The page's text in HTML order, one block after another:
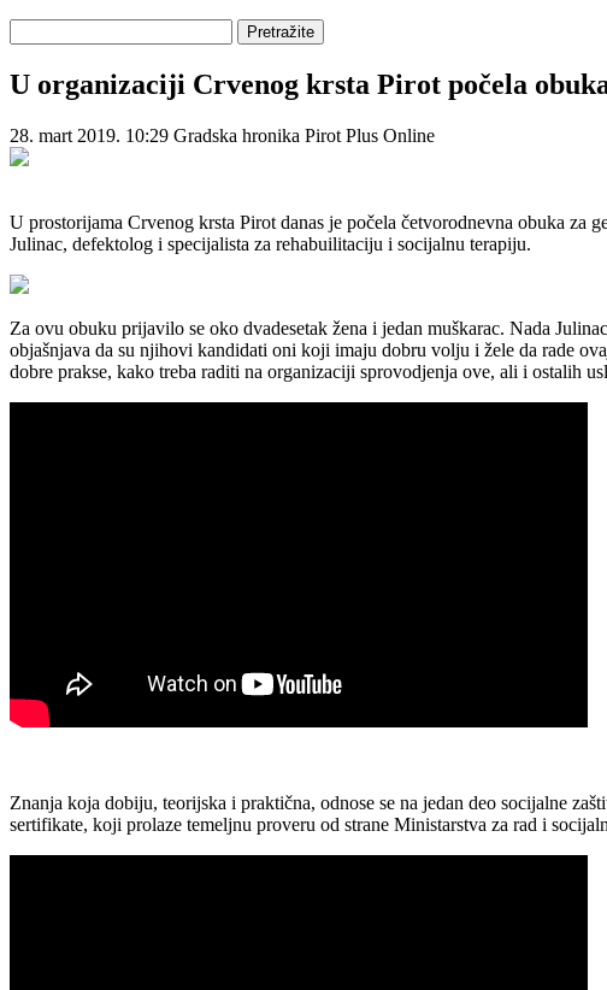
Pretražite
U organizaciji Crvenog krsta Pirot počela
28. mart 2019. 10:29 Gradska hronika Pirot Plus Online
U prostorijama Crvenog krsta Pirot danas je počela četvorodnevna obuka za
Julinac, defektolog i specijalista za rehabuilitaciju i socijalnu terapiju.
Za ovu obuku prijavilo se oko dvadesetak žena i jedan muškarac. Nada
objašnjava da su njihovi kandidati oni koji imaju dobru volju i žele da rade
dobre prakse, kako treba raditi na organizaciji sprovodjenja ove, ali i ostalih
Znanja koja dobiju, teorijska i praktična, odnose se na jedan deo socijalne
sertifikate, koji prolaze temeljnu proveru od strane Ministarstva za rad i